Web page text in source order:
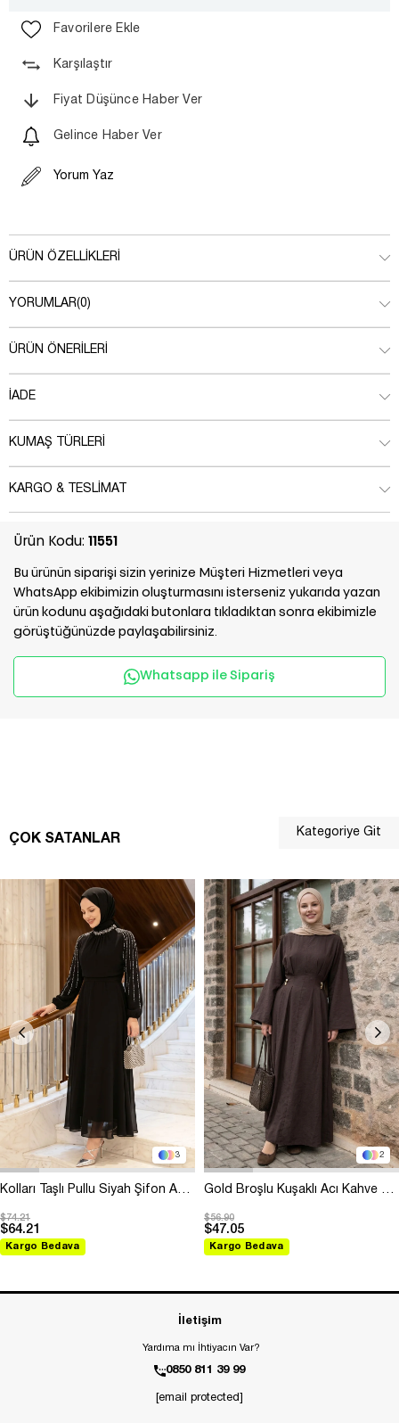
Favorilere Ekle
Karşılaştır
Fiyat Düşünce Haber Ver
Gelince Haber Ver
Yorum Yaz
ÜRÜN ÖZELLIKLERI
YORUMLAR(0)
ÜRÜN ÖNERILERI
İADE
KUMAŞ TÜRLERI
KARGO & TESLIMAT
Ürün Kodu: 11551
Bu ürünün siparişi sizin yerinize Müşteri Hizmetleri veya
WhatsApp ekibimizin oluşturmasını isterseniz yukarıda yazan
ürün kodunu aşağıdaki butonlara tıkladıktan sonra ekibimizle
görüştüğünüzde paylaşabilirsiniz.
Whatsapp ile Sipariş
ÇOK SATANLAR
3
Kolları Taşlı Pullu Siyah Şifon Abiye
$74.21
$64.21
Kargo Bedava
2
Gold Broşlu Kuşaklı Acı Kahve Modal Elbise
$56.90
$47.05
Kargo Bedava
Kategoriye Git
İletişim
Yardıma mı İhtiyacın Var?
0850 811 39 99
[email protected]